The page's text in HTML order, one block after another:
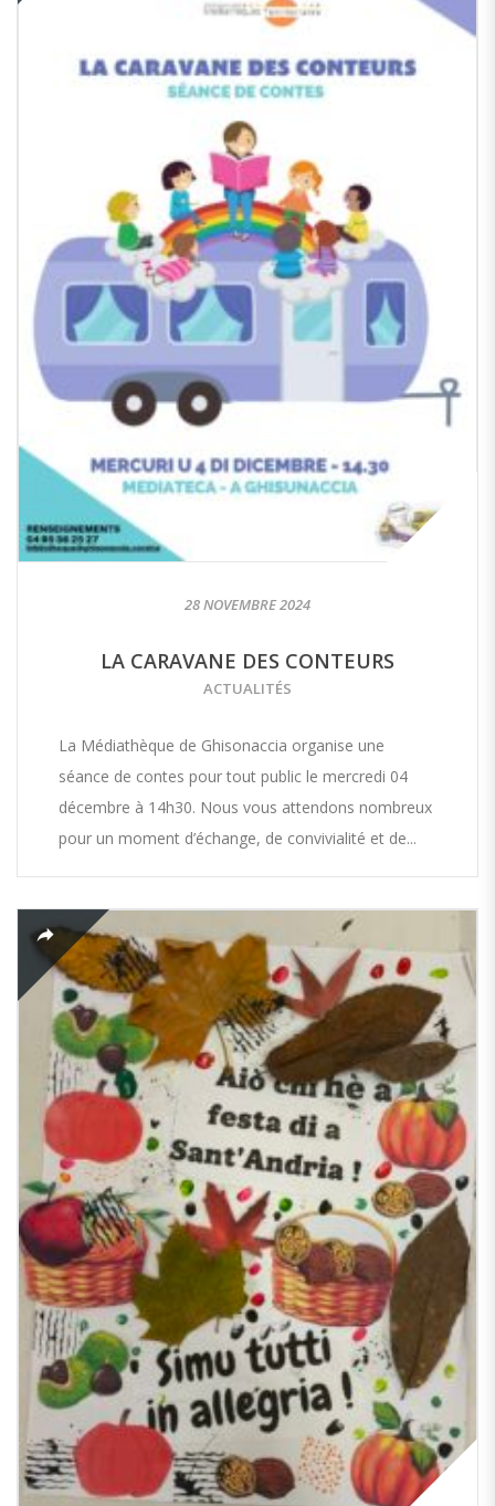
28 NOVEMBRE 2024
LA CARAVANE DES CONTEURS
ACTUALITÉS
La Médiathèque de Ghisonaccia organise une
séance de contes pour tout public le mercredi 04
décembre à 14h30. Nous vous attendons nombreux
pour un moment d’échange, de convivialité et de...